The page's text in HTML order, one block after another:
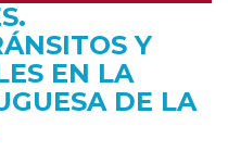
Y
EN LA
DE LA